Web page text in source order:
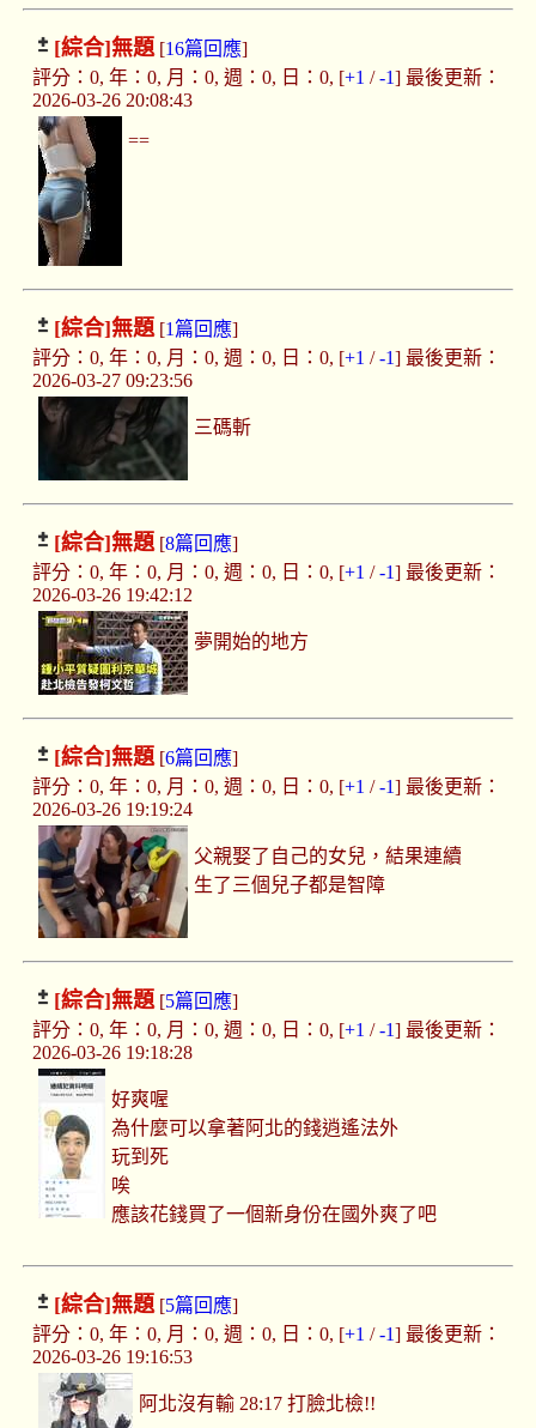
[綜合]無題[16篇回應]
評分：0, 年：0, 月：0, 週：0, 日：0, [+1 /-1] 最後更新：
2026-03-26 20:08:43
==
[綜合]無題[1篇回應]
評分：0, 年：0, 月：0, 週：0, 日：0, [+1 /-1] 最後更新：
2026-03-27 09:23:56
三碼斬
[綜合]無題[8篇回應]
評分：0, 年：0, 月：0, 週：0, 日：0, [+1 /-1] 最後更新：
2026-03-26 19:42:12
夢開始的地方
[綜合]無題[6篇回應]
評分：0, 年：0, 月：0, 週：0, 日：0, [+1 /-1] 最後更新：
2026-03-26 19:19:24
父親娶了自己的女兒，結果連續
生了三個兒子都是智障
[綜合]無題[5篇回應]
評分：0, 年：0, 月：0, 週：0, 日：0, [+1 /-1] 最後更新：
2026-03-26 19:18:28
好爽喔
為什麼可以拿著阿北的錢逍遙法外
玩到死
唉
應該花錢買了一個新身份在國外爽了吧
[綜合]無題[5篇回應]
評分：0, 年：0, 月：0, 週：0, 日：0, [+1 /-1] 最後更新：
2026-03-26 19:16:53
阿北沒有輸 28:17 打臉北檢!!